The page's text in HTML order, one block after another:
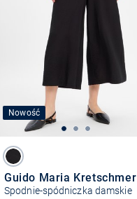
Nowość
Guido Maria Kretschmer
Spodnie-spódniczka damskie